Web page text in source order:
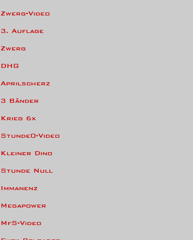
Zwerg-Video
3. Auflage
Zwerg
DHG
Aprilscherz
3 Bänder
Krieg 6x
Stunde0-Video
Kleiner Dino
Stunde Null
Immanenz
Megapower
MfS-Video